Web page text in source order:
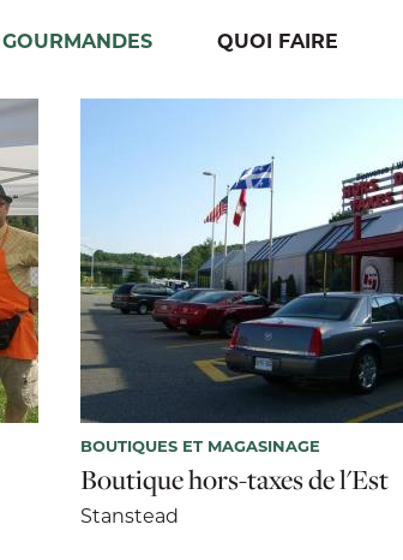
QUOI FAIRE
BOUTIQUES ET MAGASINAGE
Boutique hors-taxes de l'Est
Stanstead